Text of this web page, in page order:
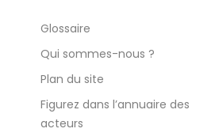
Glossaire
Qui sommes-nous ?
Plan du site
Figurez dans l’annuaire des
acteurs